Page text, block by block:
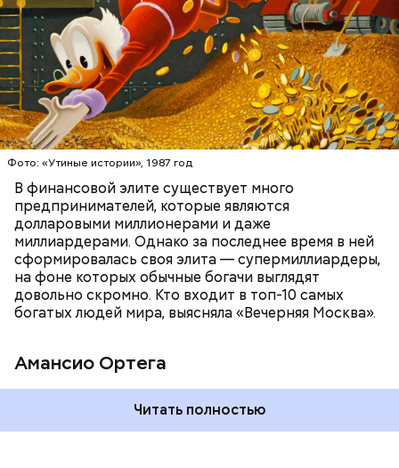
Фото: «Утиные истории», 1987 год
В финансовой элите существует много
предпринимателей, которые являются
долларовыми миллионерами и даже
миллиардерами. Однако за последнее время в ней
сформировалась своя элита — супермиллиардеры,
на фоне которых обычные богачи выглядят
довольно скромно. Кто входит в топ-10 самых
богатых людей мира, выясняла «Вечерняя Москва».
Амансио Ортега
Фото: Shutterstock
Читать полностью
БОГАТСТВО
БИЗНЕС
ПРЕДПРИНИМАТЕЛИ
МИЛЛИАРДЕРЫ
ДЕНЬГИ